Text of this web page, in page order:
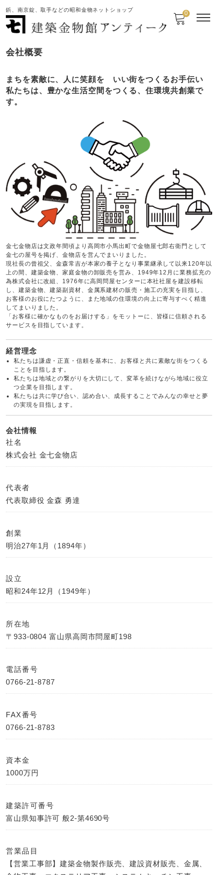
鋲、南京錠、取手などの昭和金物ネットショップ 0
会社概要
まちを素敵に、人に笑顔を いい街をつくるお手伝い
私たちは、豊かな生活空間をつくる、住環境共創業で
す。
金七金物店は文政年間頃より高岡市小馬出町で金物屋七郎右衛門として
金七の屋号を掲げ、金物店を営んでまいりました。
現社長の曾祖父、金森常吉が本家の養子となり事業継承して以来120年以
上の間、建築金物、家庭金物の卸販売を営み、1949年12月に業務拡充の
為株式会社に改組、1976年に高岡問屋センターに本社社屋を建設移転
し、建築金物、建築副資材、金属系建材の販売・施工の充実を目指し、
お客様のお役にたつように、また地域の住環境の向上に寄与すべく精進
してまいりました。
「お客様に確かなものをお届けする」をモットーに、皆様に信頼される
サービスを目指しています。
経営理念
私たちは謙虚・正直・信頼を基本に、お客様と共に素敵な街をつくる
ことを目指します。
私たちは地域との繋がりを大切にして、変革を続けながら地域に役立
つ企業を目指します。
私たちは共に学び合い、認め合い、成長することでみんなの幸せと夢
の実現を目指します。
会社情報
社名
株式会社 金七金物店
代表者
代表取締役 金森 勇達
創業
明治27年1月（1894年）
設立
昭和24年12月（1949年）
所在地
〒933-0804 富山県高岡市問屋町198
電話番号
0766-21-8787
FAX番号
0766-21-8783
資本金
1000万円
建築許可番号
富山県知事許可 般2-第4690号
営業品目
【営業工事部】建築金物製作販売、建設資材販売、金属、